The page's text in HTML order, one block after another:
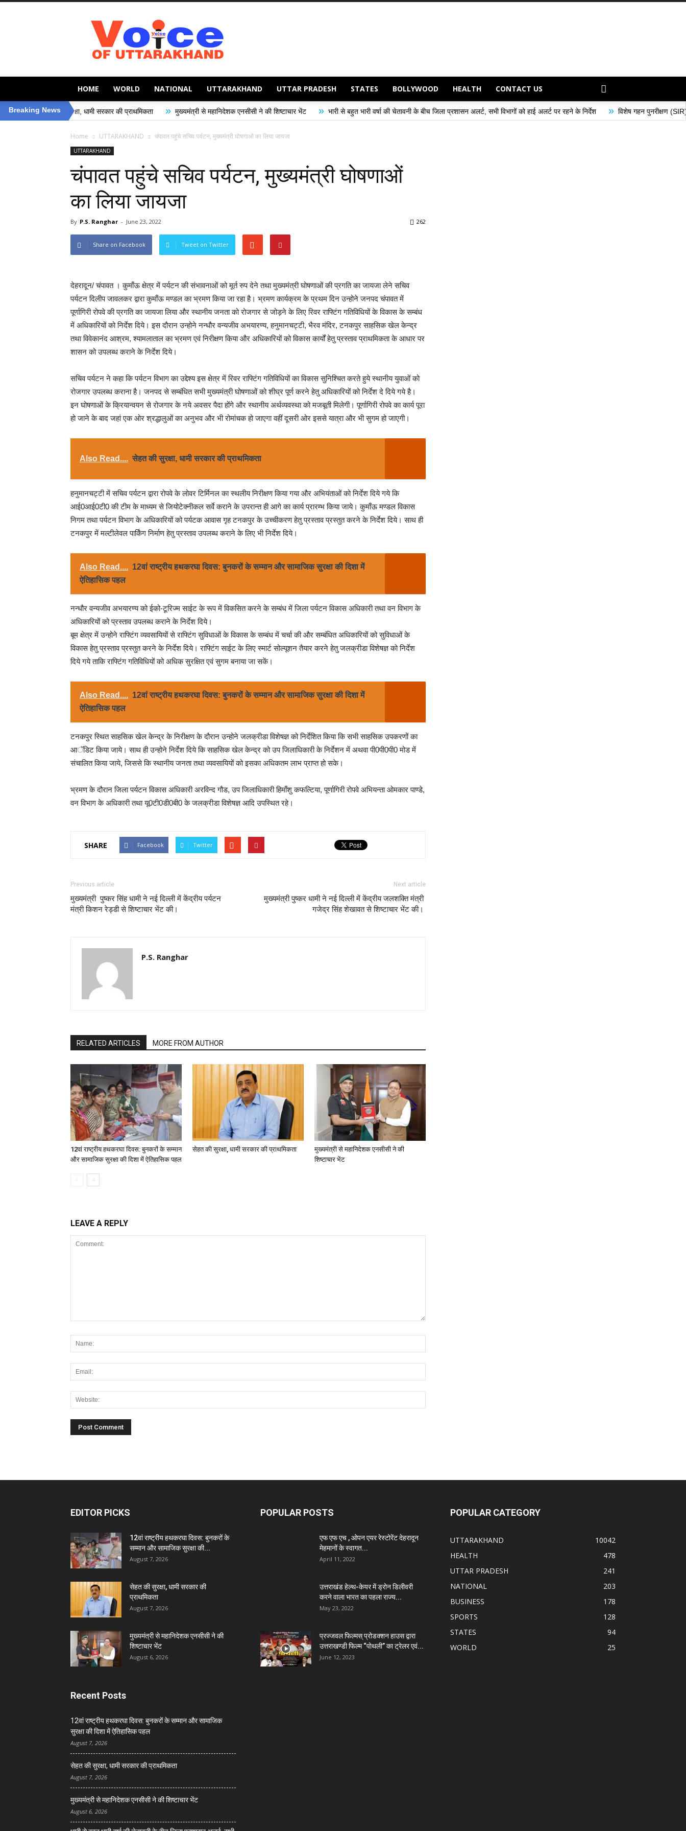
Voice
of
Uttarakhand
HOME WORLD NATIONAL UTTARAKHAND UTTAR PRADESH STATES BOLLYWOOD HEALTH CONTACT US
Breaking News
सुरक्षा, धामी सरकार की प्राथमिकता » मुख्यमंत्री से महानिदेशक एनसीसी ने की शिष्टाचार भेंट » भारी से बहुत भारी वर्षा की चेतावनी के बीच जिला प्रशासन अलर्ट, सभी विभागों को हाई अलर्ट पर रहने के निर्देश » विशेष गहन पुनरीक्षण (SIR) अभियान के अंतर्गत
Home UTTARAKHAND चंपावत पहुंचे सचिव पर्यटन, मुख्यमंत्री घोषणाओं का लिया जायजा
UTTARAKHAND
चंपावत पहुंचे सचिव पर्यटन, मुख्यमंत्री घोषणाओं
का लिया जायजा
By P.S. Ranghar - June 23, 2022 262
Share on Facebook Tweet on Twitter
देहरादून/ चंपावत । कुमाँऊ क्षेत्र में पर्यटन की संभावनाओं को मूर्त रुप देने तथा मुख्यमंत्री घोषणाओं की प्रगति का जायजा लेने सचिव
पर्यटन दिलीप जावलकर द्वारा कुमाँऊ मण्डल का भ्रमण किया जा रहा है। भ्रमण कार्यक्रम के प्रथम दिन उन्होने जनपद चंपावत में
पूर्णागिरी रोपवे की प्रगति का जायजा लिया और स्थानीय जनता को रोजगार से जोड़ने के लिए रिवर राफ्टिंग गतिविधियों के विकास के सम्बंध
में अधिकारियों को निर्देश दिये। इस दौरान उन्होने नन्धौर वन्यजीव अभयारण्य, हनुमानचट्टी, भैरव मंदिर, टनकपुर साहसिक खेल केन्द्र
तथा विवेकानंद आश्रम, श्यामलाताल का भ्रमण एवं निरीक्षण किया और अधिकारियों को विकास कार्यों हेतु प्रस्ताव प्राथमिकता के आधार पर
शासन को उपलब्ध कराने के निर्देश दिये।
सचिव पर्यटन ने कहा कि पर्यटन विभाग का उद्देश्य इस क्षेत्र में रिवर राफ्टिंग गतिविधियों का विकास सुनिश्चित करते हुये स्थानीय युवाओं को
रोजगार उपलब्ध कराना है। जनपद से सम्बंधित सभी मुख्यमंत्री घोषणाओं को शीघ्र पूर्ण करने हेतु अधिकारियों को निर्देश दे दिये गये है।
इन घोषणाओं के क्रियान्वयन से रोजगार के नये अवसर पैदा होंगे और स्थानीय अर्थव्यवस्था को मजबूती मिलेगी। पूर्णागिरी रोपवे का कार्य पूरा
हो जाने के बाद जहां एक ओर श्रद्धालुओं का अनुभव और भी रोमांचक हो जाएगा वहीं दूसरी ओर इससे यात्रा और भी सुगम हो जाएगी।
Also Read.... सेहत की सुरक्षा, धामी सरकार की प्राथमिकता
हनुमानचट्टी में सचिव पर्यटन द्वारा रोपवे के लोवर टिर्मिनल का स्थलीय निरीक्षण किया गया और अभियंताओं को निर्देश दिये गये कि
आई0आई0टी0 की टीम के माध्यम से जियोटेक्नीकल सर्वे कराने के उपरान्त ही आगे का कार्य प्रारम्भ किया जाये। कुमाँऊ मण्डल विकास
निगम तथा पर्यटन विभाग के अधिकारियों को पर्यटक आवास गृह टनकपुर के उच्चीकरण हेतु प्रस्ताव प्रस्तुत करने के निर्देश दिये। साथ ही
टनकपुर में मल्टीलेवल पार्किंग निर्माण हेतु प्रस्ताव उपलब्ध कराने के लिए भी निर्देश दिये।
Also Read.... 12वां राष्ट्रीय हथकरघा दिवस: बुनकरों के सम्मान और सामाजिक सुरक्षा की दिशा में
ऐतिहासिक पहल
नन्धौर वन्यजीव अभयारण्य को ईको-टूरिज्म साईट के रूप में विकसित करने के सम्बंध में जिला पर्यटन विकास अधिकारी तथा वन विभाग के
अधिकारियों को प्रस्ताव उपलब्ध कराने के निर्देश दिये।
बूम क्षेत्र में उन्होने राफ्टिंग व्यवसायियों से राफ्टिंग सुविधाओं के विकास के सम्बंध में चर्चा की और सम्बंधित अधिकारियों को सुविधाओं के
विकास हेतु प्रस्ताव प्रस्तुत करने के निर्देश दिये। राफ्टिंग साईट के लिए स्मार्ट सोल्यूशन तैयार करने हेतु जलक्रीडा विशेषज्ञ को निर्देश
दिये गये ताकि राफ्टिंग गतिविधियों को अधिक सुरक्षित एवं सुगम बनाया जा सकें।
Also Read.... 12वां राष्ट्रीय हथकरघा दिवस: बुनकरों के सम्मान और सामाजिक सुरक्षा की दिशा में
ऐतिहासिक पहल
टनकपुर स्थित साहसिक खेल केन्द्र के निरीक्षण के दौरान उन्होने जलक्रीडा विशेषज्ञ को निर्देशित किया कि सभी साहसिक उपकरणों का
आॅडिट किया जाये। साथ ही उन्होने निर्देश दिये कि साहसिक खेल केन्द्र को उप जिलाधिकारी के निर्देशन में अथवा पी0पी0पी0 मोड में
संचालित किया जाये, जिससे कि स्थानीय जनता तथा व्यवसायियों को इसका अधिकतम लाभ प्राप्त हो सके।
भ्रमण के दौरान जिला पर्यटन विकास अधिकारी अरविन्द गौड, उप जिलाधिकारी हिमाँशु कफल्टिया, पूर्णागिरी रोपवे अभियन्ता ओमकार पाण्डे,
वन विभाग के अधिकारी तथा यू0टी0डी0बी0 के जलक्रीडा विशेषज्ञ आदि उपस्थित रहे।
SHARE Facebook Twitter
Previous article
मुख्यमंत्री पुष्कर सिंह धामी ने नई दिल्ली में केंद्रीय पर्यटन
मंत्री किशन रेड्डी से शिष्टाचार भेंट की।
Next article
मुख्यमंत्री पुष्कर धामी ने नई दिल्ली में केंद्रीय जलशक्ति मंत्री
गजेद्र सिंह शेखावत से शिष्टाचार भेंट की।
P.S. Ranghar
RELATED ARTICLES MORE FROM AUTHOR
12वां राष्ट्रीय हथकरघा दिवस: बुनकरों के सम्मान
और सामाजिक सुरक्षा की दिशा में ऐतिहासिक पहल
सेहत की सुरक्षा, धामी सरकार की प्राथमिकता
मुख्यमंत्री से महानिदेशक एनसीसी ने की
शिष्टाचार भेंट
LEAVE A REPLY
EDITOR PICKS
12वां राष्ट्रीय हथकरघा दिवस: बुनकरों के
सम्मान और सामाजिक सुरक्षा की...
August 7, 2026
सेहत की सुरक्षा, धामी सरकार की
प्राथमिकता
August 7, 2026
मुख्यमंत्री से महानिदेशक एनसीसी ने की
शिष्टाचार भेंट
August 6, 2026
Recent Posts
12वां राष्ट्रीय हथकरघा दिवस: बुनकरों के सम्मान और सामाजिक
सुरक्षा की दिशा में ऐतिहासिक पहल
August 7, 2026
सेहत की सुरक्षा, धामी सरकार की प्राथमिकता
August 7, 2026
मुख्यमंत्री से महानिदेशक एनसीसी ने की शिष्टाचार भेंट
August 6, 2026
POPULAR POSTS
एफ एफ एच , ओपन एयर रेस्टोरेंट देहरादून
मेहमानों के स्वागत...
April 11, 2022
उत्तराखंड हेल्थ-केयर में ड्रोन डिलीवरी
करने वाला भारत का पहला राज्य...
May 23, 2022
प्रज्जवल फिल्मस् प्रोडक्शन हाउस द्वारा
उत्तराखण्डी फिल्म “पोथली” का ट्रेलर एवं...
June 12, 2023
POPULAR CATEGORY
UTTARAKHAND
10042
HEALTH
478
UTTAR PRADESH
241
NATIONAL
203
BUSINESS
178
SPORTS
128
STATES
94
WORLD
25